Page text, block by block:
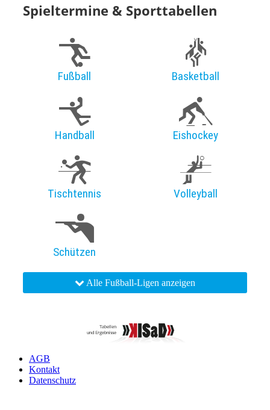
Spieltermine & Sporttabellen
Fußball Basketball
Handball Eishockey
Tischtennis Volleyball
Schützen
Alle Fußball-Ligen anzeigen
AGB
Kontakt
Datenschutz